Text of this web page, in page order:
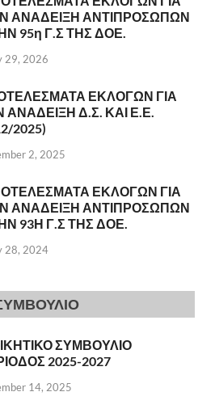
ΑΝΑΔΕΙΞΗ ΑΝΤΙΠΡΟΣΩΠΩΝ
95η Γ.Σ ΤΗΣ ΔΟΕ.
29, 2026
ΕΚΛΟΓΩΝ ΓΙΑ
ΑΝΑΔΕΙΞΗ Δ.Σ. ΚΑΙ Ε.Ε.
2025)
2, 2025
ΕΚΛΟΓΩΝ ΓΙΑ
ΑΝΑΔΕΙΞΗ ΑΝΤΙΠΡΟΣΩΠΩΝ
93Η Γ.Σ ΤΗΣ ΔΟΕ.
28, 2024
ΣΥΜΒΟΥΛΙΟ
2025-2027
14, 2025